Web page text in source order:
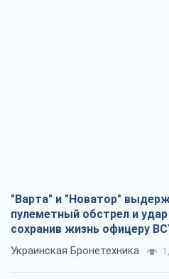
"Варта" и "Новатор"
пулеметный обстрел и
сохранив жизнь офицеру
Украинская Бронетехника